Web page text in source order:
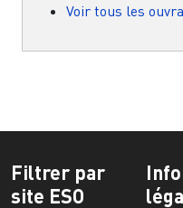
Voir tous les
Filtrer par
site ESO